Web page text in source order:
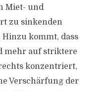
Miet- und
zu sinkenden
kommt, dass
mehr auf striktere
konzentriert,
Verschärfung der